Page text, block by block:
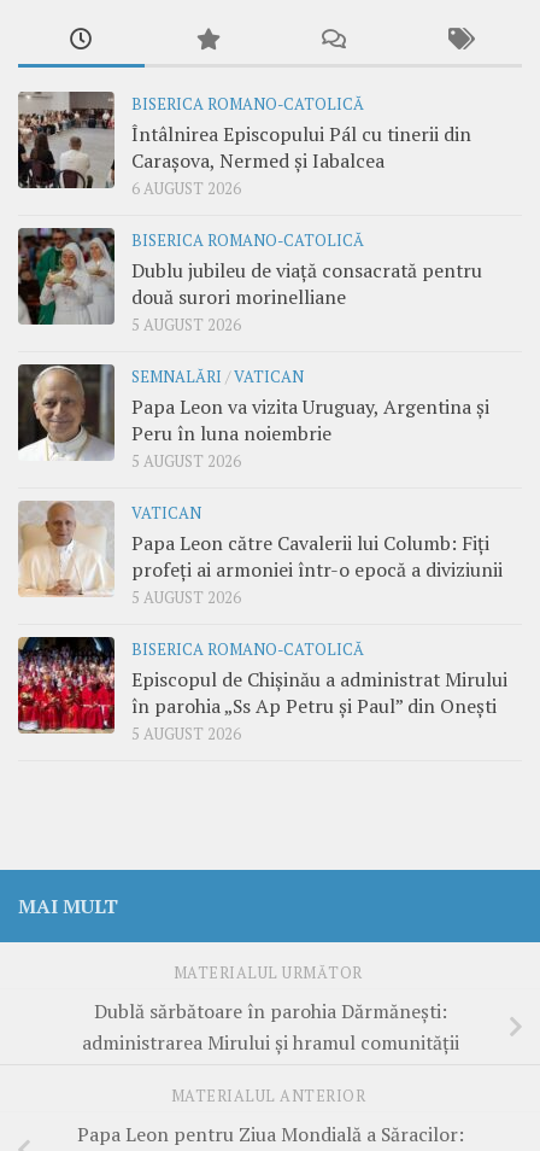
BISERICA ROMANO-CATOLICĂ
Întâlnirea Episcopului Pál cu tinerii din
Carașova, Nermed și Iabalcea
6 AUGUST 2026
BISERICA ROMANO-CATOLICĂ
Dublu jubileu de viață consacrată pentru
două surori morinelliane
5 AUGUST 2026
SEMNALĂRI /VATICAN
Papa Leon va vizita Uruguay, Argentina și
Peru în luna noiembrie
5 AUGUST 2026
VATICAN
Papa Leon către Cavalerii lui Columb: Fiți
profeți ai armoniei într-o epocă a diviziunii
5 AUGUST 2026
BISERICA ROMANO-CATOLICĂ
Episcopul de Chișinău a administrat Mirului
în parohia „Ss Ap Petru și Paul” din Onești
5 AUGUST 2026
MAI MULT
MATERIALUL URMĂTOR
Dublă sărbătoare în parohia Dărmănești:
administrarea Mirului și hramul comunității
MATERIALUL ANTERIOR
Papa Leon pentru Ziua Mondială a Săracilor: